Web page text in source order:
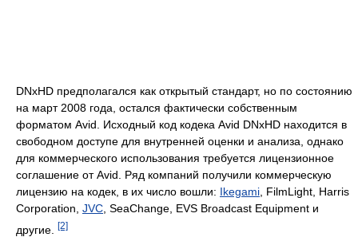
DNxHD предполагался как открытый стандарт, но по состоянию
на март 2008 года, остался фактически собственным
форматом Avid. Исходный код кодека Avid DNxHD находится в
свободном доступе для внутренней оценки и анализа, однако
для коммерческого использования требуется лицензионное
соглашение от Avid. Ряд компаний получили коммерческую
лицензию на кодек, в их число вошли: Ikegami, FilmLight, Harris
Corporation, JVC, SeaChange, EVS Broadcast Equipment и
другие.
[2]